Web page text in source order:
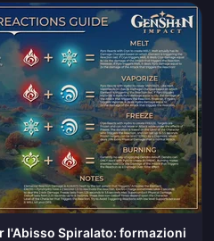
l'Abisso Spiralato: formazioni